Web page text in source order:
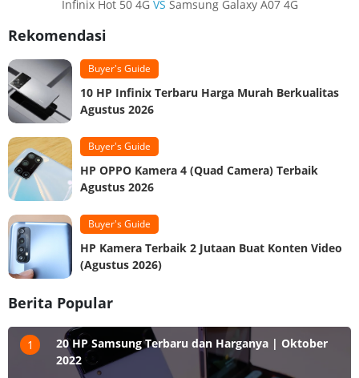
Infinix Hot 50 4G VS Samsung Galaxy A07 4G
Rekomendasi
Buyer's Guide
10 HP Infinix Terbaru Harga Murah Berkualitas
Agustus 2026
Buyer's Guide
HP OPPO Kamera 4 (Quad Camera) Terbaik
Agustus 2026
Buyer's Guide
HP Kamera Terbaik 2 Jutaan Buat Konten Video
(Agustus 2026)
Berita Popular
1
20 HP Samsung Terbaru dan Harganya | Oktober
2022